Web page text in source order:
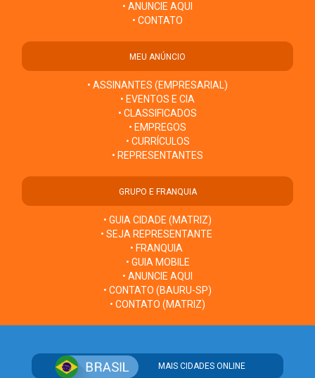
• ANUNCIE AQUI
• CONTATO
MEU ANÚNCIO
• ASSINANTES (EMPRESARIAL)
• EVENTOS E CIA
• CLASSIFICADOS
• EMPREGOS
• CURRÍCULOS
• REPRESENTANTES
GRUPO E FRANQUIA
• GUIA CIDADE (MATRIZ)
• SEJA REPRESENTANTE
• FRANQUIA
• GUIA MOBILE
• ANUNCIE AQUI
• CONTATO (BAURU-SP)
• CONTATO (MATRIZ)
MAIS CIDADES ONLINE